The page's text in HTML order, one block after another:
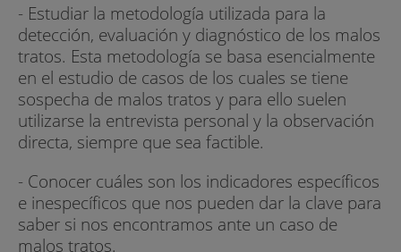
- Estudiar la metodología utilizada para la
detección, evaluación y diagnóstico de los malos
tratos. Esta metodología se basa esencialmente
en el estudio de casos de los cuales se tiene
sospecha de malos tratos y para ello suelen
utilizarse la entrevista personal y la observación
directa, siempre que sea factible.
- Conocer cuáles son los indicadores específicos
e inespecíficos que nos pueden dar la clave para
saber si nos encontramos ante un caso de
malos tratos.